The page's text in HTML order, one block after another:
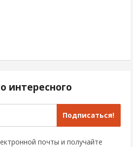
интересного
Подписаться!
почты и получайте